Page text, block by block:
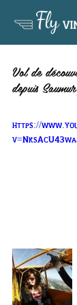
Fly
Vol de
depuis
https://